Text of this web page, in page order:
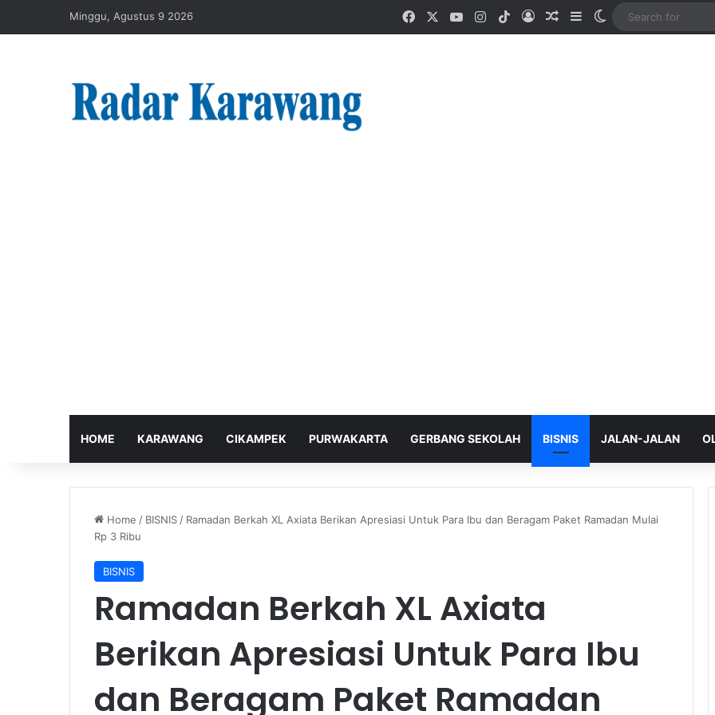
Minggu, Agustus 9 2026 FacebookYouTubeInstagram
TikTokLog InRandom Article
SidebarSwitch skin
HOME KARAWANG CIKAMPEK PURWAKARTA GERBANG SEKOLAH BISNIS JALAN-JALAN
Home / BISNIS / Ramadan Berkah XL Axiata Berikan Apresiasi Untuk Para Ibu dan Beragam Paket Ramadan Mulai
Rp 3 Ribu
BISNIS
Ramadan Berkah XL Axiata
Berikan Apresiasi Untuk Para Ibu
dan Beragam Paket Ramadan